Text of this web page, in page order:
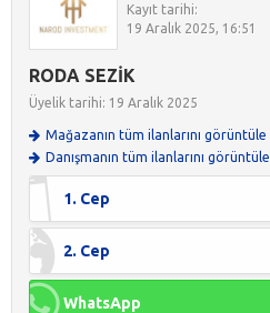
Kayıt tarihi:
19 Aralık 2025, 16:51
RODA SEZİK
Üyelik tarihi: 19 Aralık 2025
Mağazanın tüm ilanlarını görüntüle
Danışmanın tüm ilanlarını görüntüle
1. Cep
2. Cep
WhatsApp